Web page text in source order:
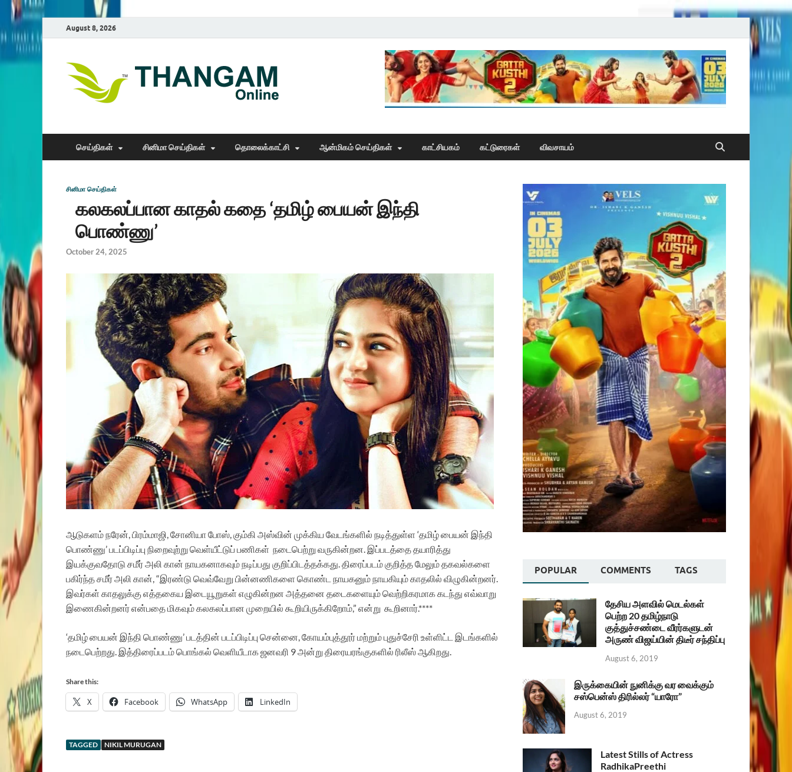
August 8, 2026
Thangam Online
செய்திகள் சினிமா செய்திகள் தொலைக்காட்சி ஆன்மிகம் செய்திகள் காட்சியகம் கட்டுரைகள் விவசாயம்
சினிமா செய்திகள்
கலகலப்பான காதல் கதை ‘தமிழ் பையன் இந்தி
பொண்ணு’
October 24, 2025
ஆடுகளம் நரேன், பிரம்மாஜி, சோனியா போஸ், கும்கி அஸ்வின் முக்கிய வேடங்களில் நடித்துள்ள ‘தமிழ் பையன் இந்தி
பொண்ணு’ படப்பிடிப்பு நிறைவுற்று வெள்யீட்டுப் பணிகள் நடைபெற்று வருகின்றன. இப்படத்தை தயாரித்து
இயக்குவதோடு சமீர் அலி கான் நாயகனாகவும் நடிப்பது குறிப்பிடத்தக்கது.திரைப்படம் குறித்த மேலும் தகவல்களை
பகிர்ந்த சமீர் அலி கான், “இரண்டு வெவ்வேறு பின்னணிகளை கொண்ட நாயகனும் நாயகியும் காதலில் விழுகின்றனர்.
இவர்கள் காதலுக்கு எத்தகைய இடையூறுகள் எழுகின்றன அத்தனை தடைகளையும் வெற்றிகரமாக கடந்து எவ்வாறு
இணைகின்றனர் என்பதை மிகவும் கலகலப்பான முறையில் கூறியிருக்கிறோம்,” என்று கூறினார்.****
‘தமிழ் பையன் இந்தி பொண்ணு’ படத்தின் படப்பிடிப்பு சென்னை, கோயம்புத்தூர் மற்றும் புதுச்சேரி உள்ளிட்ட இடங்களில்
நடைபெற்றது. இத்திரைப்படம் பொங்கல் வெளியீடாக ஜனவரி 9 அன்று திரையரங்குகளில் ரிலீஸ் ஆகிறது.
Share this:
X Facebook WhatsApp LinkedIn
TAGGED NIKIL MURUGAN
POPULAR COMMENTS TAGS
தேசிய அளவில் மெடல்கள்
பெற்ற 20 தமிழ்நாடு
குத்துச்சண்டை வீரர்களுடன்
அருண் விஜய்யின் திடீர் சந்திப்பு
August 6, 2019
இருக்கையின் நுனிக்கு வர வைக்கும்
சஸ்பென்ஸ் திரில்லர் “யாரோ”
August 6, 2019
Latest Stills of Actress
RadhikaPreethi